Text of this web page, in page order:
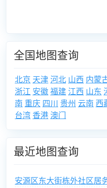
全国地图查询
北京 天津河北 山西 内蒙
浙江 安徽福建 江西 山东
南 重庆 四川 贵州 云南 西
台湾 香港 澳门
最近地图查询
安源区东大街栋外社区居